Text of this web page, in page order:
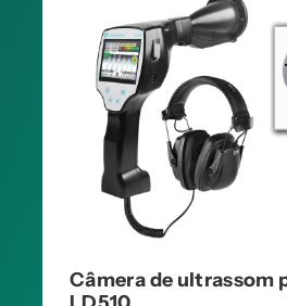
Câmera de ultrassom